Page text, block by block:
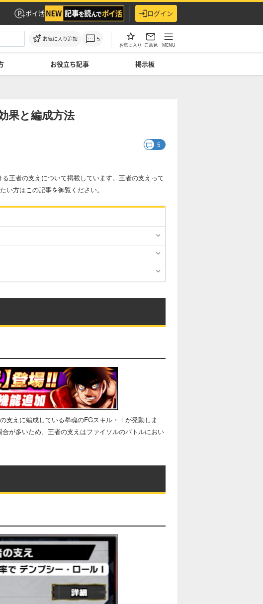
ポイ活 ログイン
お気に入り追加 5
お気に入り ご意見 MENU
お役立ち記事 掲示板
果と編成方法
5
王者の支えについて掲載しています。王者の支えって
方はこの記事を御覧ください。
支えに編成している拳魂のFGスキル・Ⅰが発動しま
が多いため、王者の支えはファイソルのバトルにおい